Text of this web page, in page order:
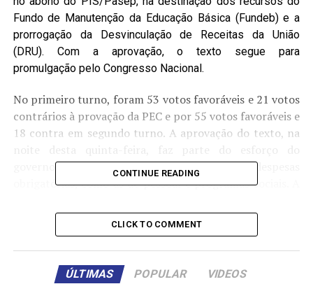
Fundo de Manutenção da Educação Básica (Fundeb) e a
prorrogação da Desvinculação de Receitas da União
(DRU). Com a aprovação, o texto segue para
promulgação pelo Congresso Nacional.
No primeiro turno, foram 53 votos favoráveis e 21 votos
contrários à provação da PEC e por 55 votos favoráveis e
18 contra em segundo turno. A aprovação do texto, na
governo de controlar o crescimento de despesas
obrigatórias, como as de pessoal e programas sociais. A
feira (20) para analisar outro projeto do pacote que
limita o ganho real do salário mínimo aos limites do
arcabouço fiscal (inflação e ganho real entre 0,6% e
CONTINUE READING
CLICK TO COMMENT
ÚLTIMAS POPULAR VIDEOS